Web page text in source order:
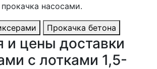
насосами.
Прокачка бетона
и цены доставки
с лотками 1,5-